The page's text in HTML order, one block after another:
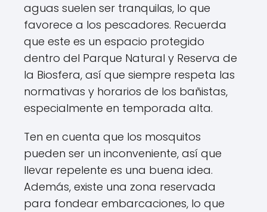
aguas suelen ser tranquilas, lo que
favorece a los pescadores. Recuerda
que este es un espacio protegido
dentro del Parque Natural y Reserva de
la Biosfera, así que siempre respeta las
normativas y horarios de los bañistas,
especialmente en temporada alta.
Ten en cuenta que los mosquitos
pueden ser un inconveniente, así que
llevar repelente es una buena idea.
Además, existe una zona reservada
para fondear embarcaciones, lo que